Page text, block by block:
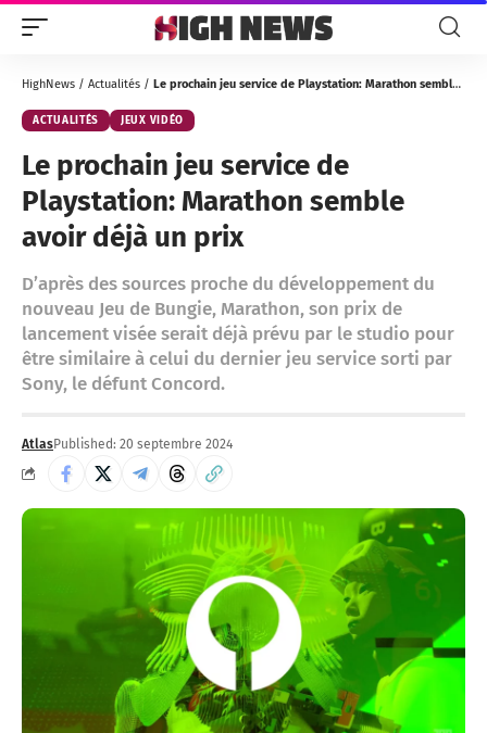
HighNews / Actualités / Le prochain jeu service de Playstation: Marathon semble avoir déjà un prix
ACTUALITÉS JEUX VIDÉO
Le prochain jeu service de
Playstation: Marathon semble
avoir déjà un prix
D’après des sources proche du développement du
nouveau Jeu de Bungie, Marathon, son prix de
lancement visée serait déjà prévu par le studio pour
être similaire à celui du dernier jeu service sorti par
Sony, le défunt Concord.
AtlasPublished: 20 septembre 2024